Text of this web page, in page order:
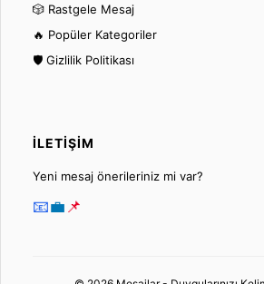
🎲 Rastgele Mesaj
🔥 Popüler Kategoriler
🛡️ Gizlilik Politikası
İLETIŞIM
Yeni mesaj önerileriniz mi var?
📧💼 📌